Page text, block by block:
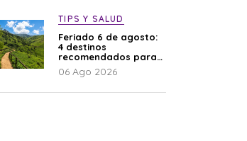
TIPS Y SALUD
Feriado 6 de agosto:
4 destinos
recomendados para
disfrutar el descanso
06 Ago 2026